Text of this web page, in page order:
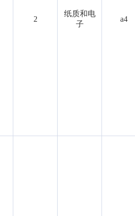
2
纸质和电
子
a4